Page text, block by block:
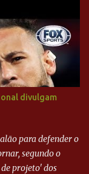
divulgam
para defender o
segundo o
projeto' dos